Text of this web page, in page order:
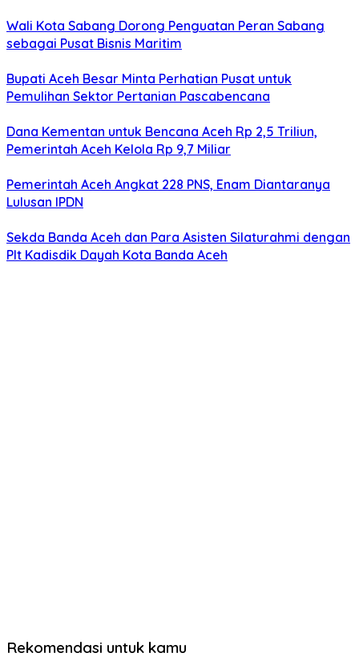
Wali Kota Sabang Dorong Penguatan Peran Sabang
sebagai Pusat Bisnis Maritim
Bupati Aceh Besar Minta Perhatian Pusat untuk
Pemulihan Sektor Pertanian Pascabencana
Dana Kementan untuk Bencana Aceh Rp 2,5 Triliun,
Pemerintah Aceh Kelola Rp 9,7 Miliar
Pemerintah Aceh Angkat 228 PNS, Enam Diantaranya
Lulusan IPDN
Sekda Banda Aceh dan Para Asisten Silaturahmi dengan
Plt Kadisdik Dayah Kota Banda Aceh
Rekomendasi untuk kamu